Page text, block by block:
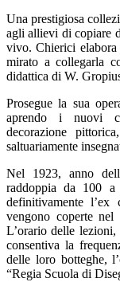
Una prestigiosa
agli allievi di copiare
vivo. Chierici
mirato a collegarla
didattica di W.
Prosegue la sua
aprendo i nuovi
decorazione
saltuariamente
Nel 1923, anno
raddoppia da 100
definitivamente l’ex
vengono coperte
L’orario delle
consentiva la
delle loro botteghe,
“Regia Scuola di